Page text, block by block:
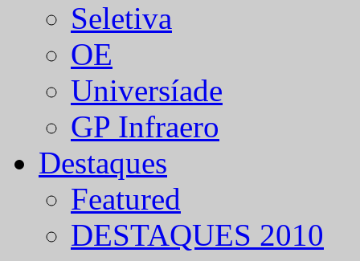
Seletiva
OE
Universíade
GP Infraero
Destaques
Featured
DESTAQUES 2010